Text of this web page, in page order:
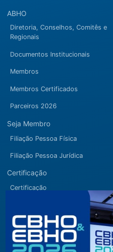
ABHO
Diretoria, Conselhos, Comitês e
Regionais
Documentos Institucionais
Membros
Membros Certificados
Parceiros 2026
Seja Membro
Filiação Pessoa Física
Filiação Pessoa Jurídica
Certificação
Certificação
Manutenção de Certificação
2026